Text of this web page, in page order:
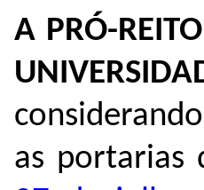
A PRÓ-
as portarias